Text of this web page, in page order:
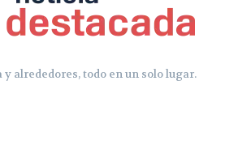
alrededores, todo en un solo lugar.